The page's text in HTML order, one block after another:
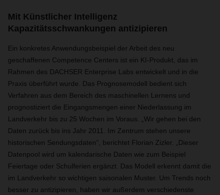
Mit Künstlicher Intelligenz
Kapazitätsschwankungen antizipieren
Ein konkretes Anwendungsbeispiel der Arbeit des neu
geschaffenen Competence Centers ist ein KI-Produkt, das im
Rahmen des DACHSER Enterprise Labs entwickelt und in die
Praxis überführt wurde. Das Prognosemodell bedient sich
Verfahren aus dem Bereich des maschinellen Lernens und
prognostiziert die Eingangsmengen einer Niederlassung im
Landverkehr bis zu 25 Wochen im Voraus. „Wir gehen bei den
Daten zurück bis ins Jahr 2011. Im Zentrum stehen unsere
historischen Sendungsdaten“, berichtet Florian Zizler. „Dieser
Datenpool wird um kalendarische Daten wie zum Beispiel
Feiertage oder Schulferien ergänzt. Das Modell erkennt damit die
im Landverkehr so wichtigen saisonalen Muster. Um Trends noch
besser zu antizipieren, haben wir außerdem verschiedenste